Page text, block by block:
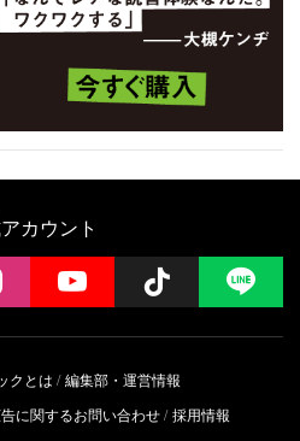
カウント
instagramYouTube Follow
クとは
編集部・運営情報
に関するお問い合わせ 採用情報